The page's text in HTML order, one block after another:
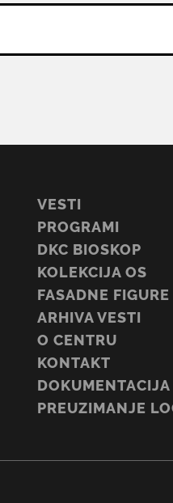
VESTI
PROGRAMI
DKC BIOSKOP
KOLEKCIJA OS
FASADNE FIGURE
ARHIVA VESTI
O CENTRU
KONTAKT
DOKUMENTACIJA
PREUZIMANJE